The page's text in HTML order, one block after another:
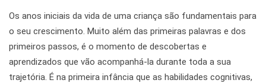
Os anos iniciais da vida de uma criança são fundamentais para
o seu crescimento. Muito além das primeiras palavras e dos
primeiros passos, é o momento de descobertas e
aprendizados que vão acompanhá-la durante toda a sua
trajetória. É na primeira infância que as habilidades cognitivas,